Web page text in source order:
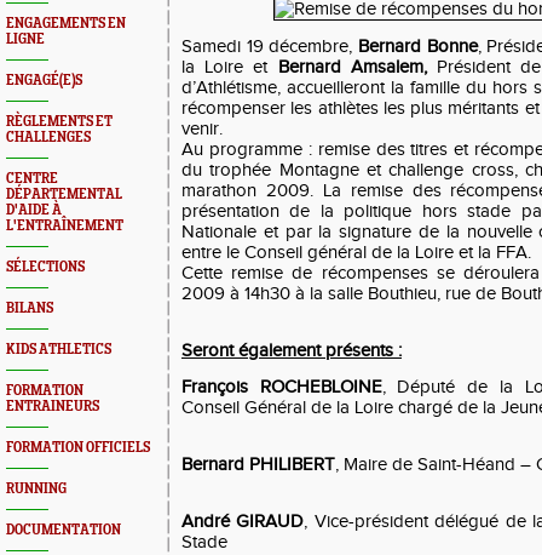
ENGAGEMENTS EN
LIGNE
ENGAGÉ(E)S
RÈGLEMENTS ET
CHALLENGES
CENTRE
DÉPARTEMENTAL
D'AIDE À
L'ENTRAÎNEMENT
SÉLECTIONS
BILANS
KIDS ATHLETICS
FORMATION
ENTRAINEURS
FORMATION OFFICIELS
RUNNING
DOCUMENTATION
Samedi 19 décembre, Bernard Bonne,
la Loire et Bernard Amsalem,Président de
d’Athlétisme, accueilleront la famille du hors
récompenser les athlètes les plus méritants
venir.
Au programme : remise des titres et
du trophée Montagne et challenge cross,
marathon 2009. La remise des
présentation de la politique hors stade
Nationale et par la signature de la nouvelle
entre le Conseil général de la Loire et la FFA.
Cette remise de récompenses se
2009 à 14h30 à la salle Bouthieu, rue de
Seront également présents :
François ROCHEBLOINE, Député de la
Conseil Général de la Loire chargé de la
Bernard PHILIBERT, Maire de Saint-Héand –
André GIRAUD, Vice-président délégué de
Stade